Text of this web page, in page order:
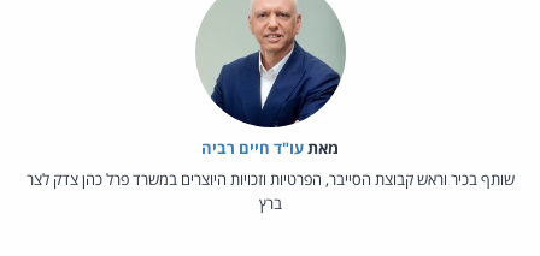
מאת‏עו"ד חיים רביה
שותף בכיר וראש קבוצת הסייבר, הפרטיות וזכויות היוצרים במשרד פרל כהן צדק לצר
ברץ